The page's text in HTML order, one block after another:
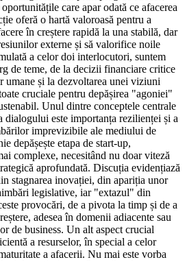
care apar odată ce afacerea
oferă o hartă valoroasă pentru a
în creștere rapidă la una stabilă, dar
externe și să valorifice noile
a celor doi interlocutori, suntem
de teme, de la decizii financiare critice
umane și la dezvoltarea unei viziuni
cruciale pentru depășirea "agoniei"
Unul dintre conceptele centrale
dialogului este importanța rezilienței și a
imprevizibile ale mediului de
depășește etapa de start-up,
complexe, necesitând nu doar viteză
aprofundată. Discuția evidențiază
stagnarea inovației, din apariția unor
legislative, iar "extazul" din
provocări, de a pivota la timp și de a
adesea în domenii adiacente sau
de business. Un alt aspect crucial
a resurselor, în special a celor
a afacerii. Nu mai este vorba